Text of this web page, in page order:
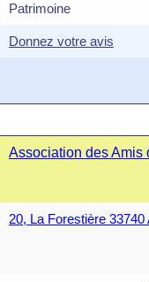
Patrimoine
Donnez votre avis
Association des Amis
20, La Forestière 33740